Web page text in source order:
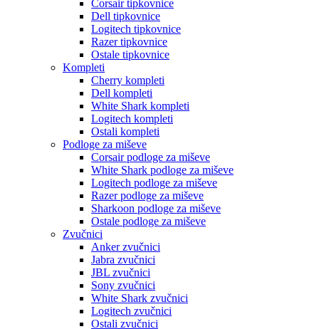
Corsair tipkovnice
Dell tipkovnice
Logitech tipkovnice
Razer tipkovnice
Ostale tipkovnice
Kompleti
Cherry kompleti
Dell kompleti
White Shark kompleti
Logitech kompleti
Ostali kompleti
Podloge za miševe
Corsair podloge za miševe
White Shark podloge za miševe
Logitech podloge za miševe
Razer podloge za miševe
Sharkoon podloge za miševe
Ostale podloge za miševe
Zvučnici
Anker zvučnici
Jabra zvučnici
JBL zvučnici
Sony zvučnici
White Shark zvučnici
Logitech zvučnici
Ostali zvučnici